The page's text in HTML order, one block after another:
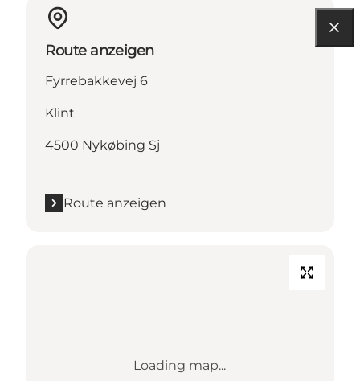
Route anzeigen
Fyrrebakkevej 6
Klint
4500 Nykøbing Sj
Route anzeigen
Loading map...